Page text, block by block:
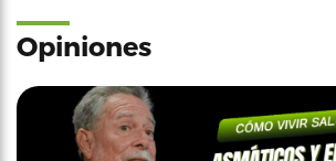
Opiniones